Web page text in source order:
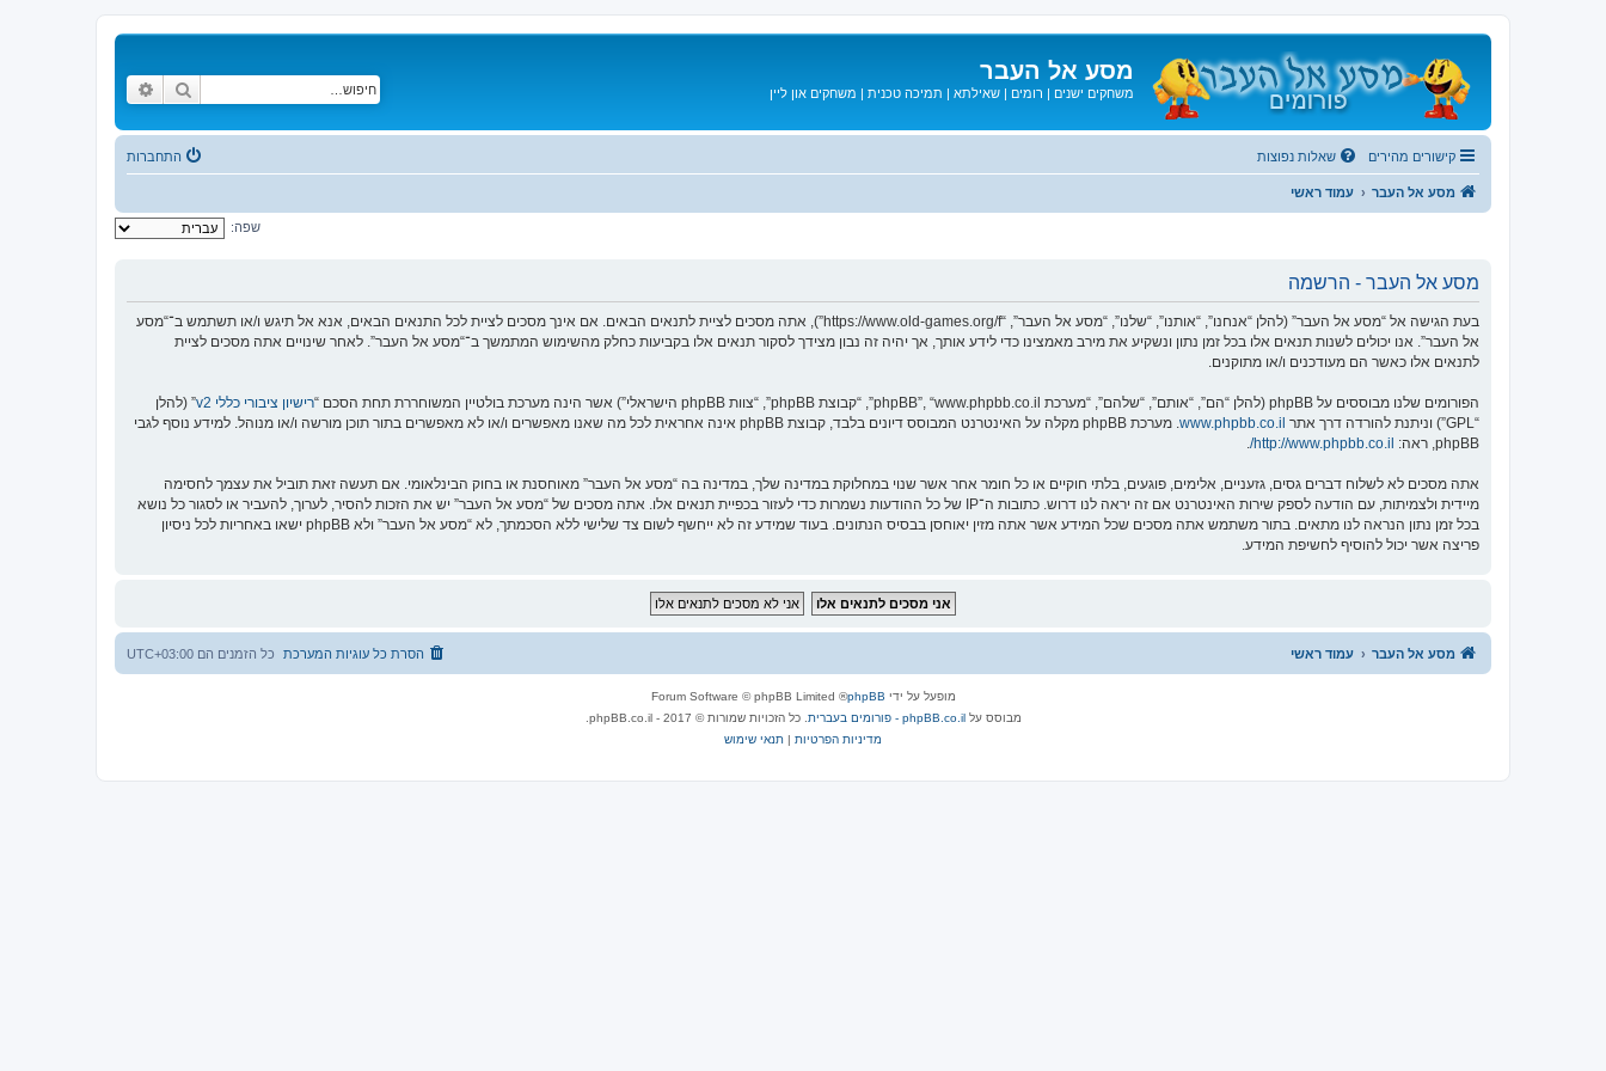
מסע אל העבר
משחקים ישנים | רומים | שאילתא | תמיכה טכנית | משחקים און ליין חיפוש
קישורים מהירים שאלות נפוצות התחברות
מסע אל העבר עמוד ראשי
שפה:
מסע אל העבר - הרשמה
בעת הגישה אל “מסע אל העבר” (להלן “אנחנו”, “אותנו”, “שלנו”, “מסע אל העבר”, “https://www.old-games.org/f”), אתה מסכים לציית לתנאים הבאים. אם אינך מסכים לציית לכל התנאים הבאים, אנא אל תיגש ו/או תשתמש ב־“מסע
אל העבר”. אנו יכולים לשנות תנאים אלו בכל זמן נתון ונשקיע את מירב מאמצינו כדי לידע אותך, אך יהיה זה נבון מצידך לסקור תנאים אלו בקביעות כחלק מהשימוש המתמשך ב־“מסע אל העבר”. לאחר שינויים אתה מסכים לציית
לתנאים אלו כאשר הם מעודכנים ו/או מתוקנים.
הפורומים שלנו מבוססים על phpBB (להלן “הם”, “אותם”, “שלהם”, “מערכת phpBB”, “www.phpbb.co.il”, “קבוצת phpBB”, “צוות phpBB הישראלי”) אשר הינה מערכת בולטיין המשוחררת תחת הסכם “ רישיון ציבורי כללי v2
” (להלן
“GPL”) וניתנת להורדה דרך אתר
www.phpbb.co.il
. מערכת phpBB מקלה על האינטרנט המבוסס דיונים בלבד, קבוצת phpBB אינה אחראית לכל מה שאנו מאפשרים ו/או לא מאפשרים בתור תוכן מורשה ו/או מנוהל. למידע נוסף לגבי
phpBB, ראה:
http://www.phpbb.co.il/
אתה מסכים לא לשלוח דברים גסים, גזעניים, אלימים, פוגעים, בלתי חוקיים או כל חומר אחר אשר שנוי במחלוקת במדינה שלך, במדינה בה “מסע אל העבר” מאוחסנת או בחוק הבינלאומי. אם תעשה זאת תוביל את עצמך לחסימה
מיידית ולצמיתות, עם הודעה לספק שירות האינטרנט אם זה יראה לנו דרוש. כתובות ה־IP של כל ההודעות נשמרות כדי לעזור בכפיית תנאים אלו. אתה מסכים של “מסע אל העבר” יש את הזכות להסיר, לערוך, להעביר או לסגור כל נושא
בכל זמן נתון הנראה לנו מתאים. בתור משתמש אתה מסכים שכל המידע אשר אתה מזין יאוחסן בבסיס הנתונים. בעוד שמידע זה לא ייחשף לשום צד שלישי ללא הסכמתך, לא “מסע אל העבר” ולא phpBB ישאו באחריות לכל ניסיון
פריצה אשר יכול להוסיף לחשיפת המידע.
מסע אל העבר עמוד ראשי כל הזמנים הם UTC+03:00 הסרת כל עוגיות המערכת
מופעל על ידי phpBB
® Forum Software © phpBB Limited
מבוסס עלphpBB.co.il - פורומים בעברית
. כל הזכויות שמורות © 2017 - phpBB.co.il.
מדיניות הפרטיות | תנאי שימוש